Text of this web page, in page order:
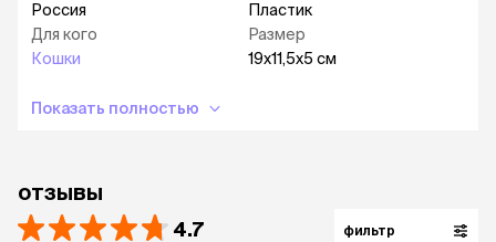
Размеры
Размер пуходерки: 19x11,5x5 см
Россия
Для кого
Кошки
Пластик
Размер
19x11,5x5 см
Показать полностью
отзывы
4.7 фильтр